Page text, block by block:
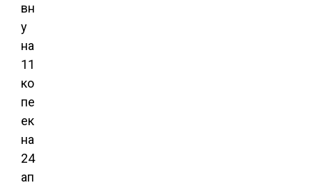
вн
у
на
11
ко
пе
ек
на
24
ап